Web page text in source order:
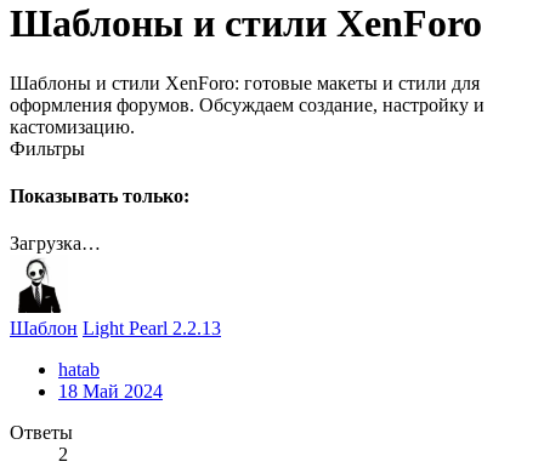
Шаблоны и стили XenForo
Шаблоны и стили XenForo: готовые макеты и стили для
оформления форумов. Обсуждаем создание, настройку и
кастомизацию.
Фильтры
Показывать только:
Загрузка…
Шаблон Light Pearl 2.2.13
hatab
18 Май 2024
Ответы
2